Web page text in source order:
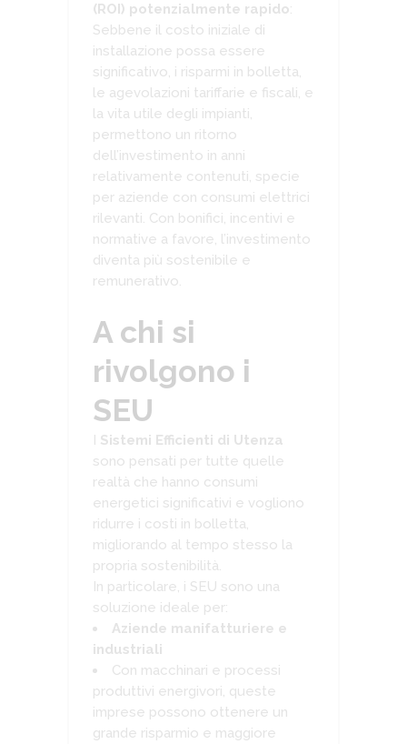
(ROI) potenzialmente rapido:
Sebbene il costo iniziale di
installazione possa essere
significativo, i risparmi in bolletta,
le agevolazioni tariffarie e fiscali, e
la vita utile degli impianti,
permettono un ritorno
dell’investimento in anni
relativamente contenuti, specie
per aziende con consumi elettrici
rilevanti. Con bonifici, incentivi e
normative a favore, l’investimento
diventa più sostenibile e
remunerativo.
A chi si
rivolgono i
SEU
I Sistemi Efficienti di Utenza
sono pensati per tutte quelle
realtà che hanno consumi
energetici significativi e vogliono
ridurre i costi in bolletta,
migliorando al tempo stesso la
propria sostenibilità.
In particolare, i SEU sono una
soluzione ideale per:
Aziende manifatturiere e
industriali
Con macchinari e processi
produttivi energivori, queste
imprese possono ottenere un
grande risparmio e maggiore